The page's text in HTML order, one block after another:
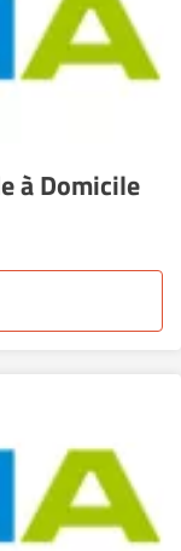
à Domicile